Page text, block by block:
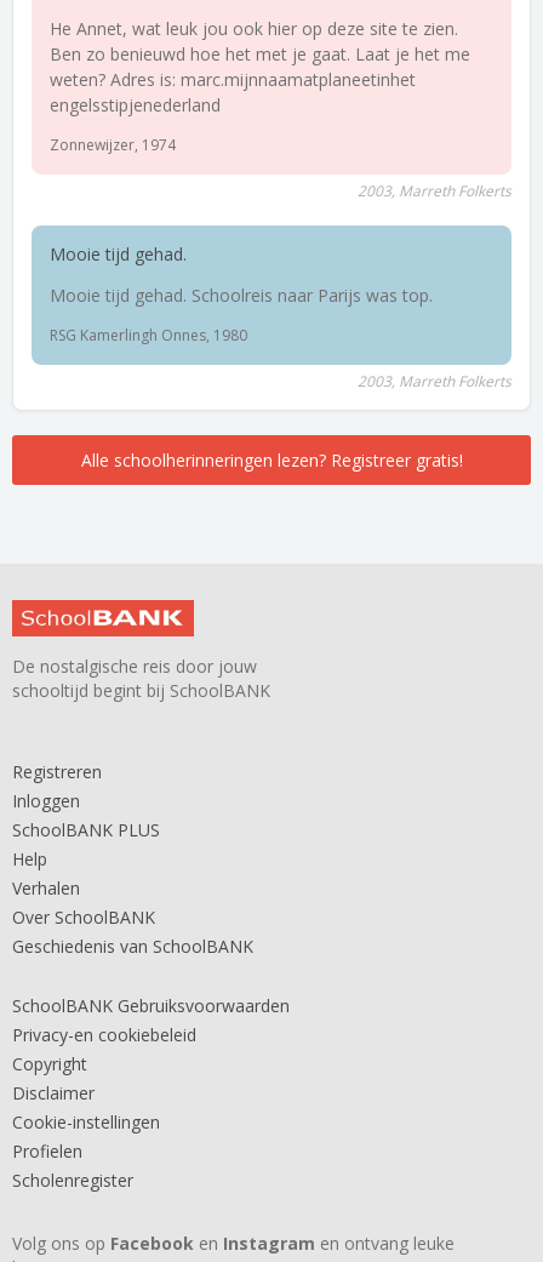
He Annet, wat leuk jou ook hier op deze site te zien.
Ben zo benieuwd hoe het met je gaat. Laat je het me
weten? Adres is: marc.mijnnaamatplaneetinhet
engelsstipjenederland
Zonnewijzer, 1974
2003, Marreth Folkerts
Mooie tijd gehad.
Mooie tijd gehad. Schoolreis naar Parijs was top.
RSG Kamerlingh Onnes, 1980
2003, Marreth Folkerts
Alle schoolherinneringen lezen? Registreer gratis!
De nostalgische reis door jouw
schooltijd begint bij SchoolBANK
Registreren
Inloggen
SchoolBANK PLUS
Help
Verhalen
Over SchoolBANK
Geschiedenis van SchoolBANK
SchoolBANK Gebruiksvoorwaarden
Privacy-en cookiebeleid
Copyright
Disclaimer
Cookie-instellingen
Profielen
Scholenregister
Volg ons op Facebook en Instagram en ontvang leuke